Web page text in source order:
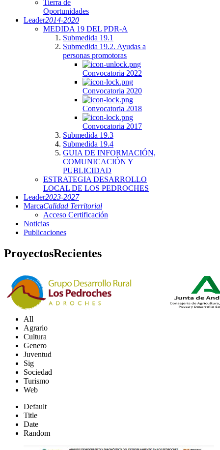
Tierra de
Oportunidades
Leader2014-2020
MEDIDA 19 DEL PDR-A
Submedida 19.1
Submedida 19.2. Ayudas a
personas promotoras
Convocatoria 2022
Convocatoria 2020
Convocatoria 2018
Convocatoria 2017
Submedida 19.3
Submedida 19.4
GUIA DE INFORMACIÓN,
COMUNICACIÓN Y
PUBLICIDAD
ESTRATEGIA DESARROLLO
LOCAL DE LOS PEDROCHES
Leader2023-2027
MarcaCalidad Territorial
Acceso Certificación
Noticias
Publicaciones
ProyectosRecientes
All
Agrario
Cultura
Genero
Juventud
Sig
Sociedad
Turismo
Web
Default
Title
Date
Random